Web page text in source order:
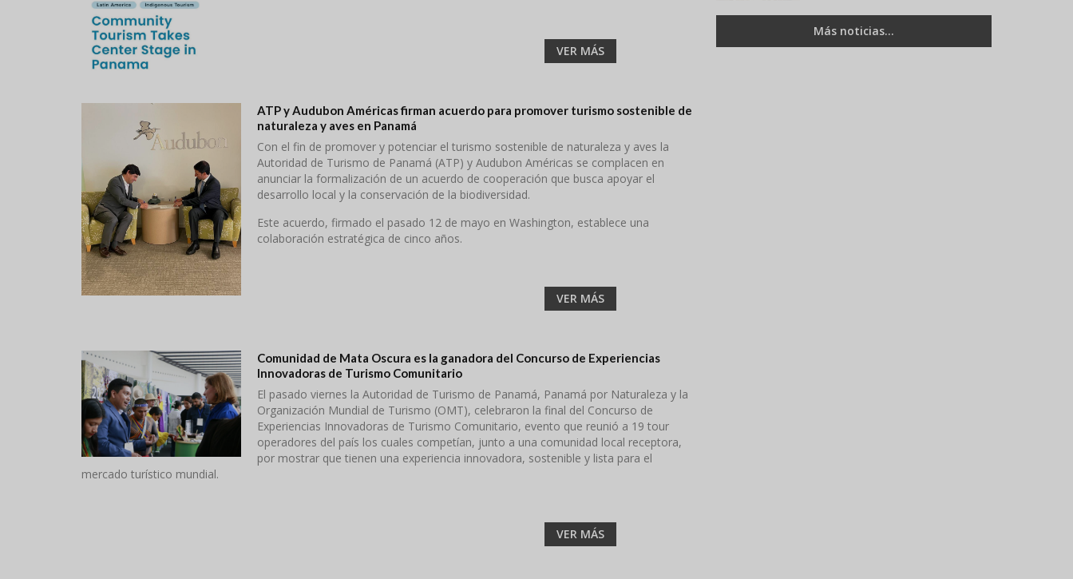
VER MÁS
ATP y Audubon Américas firman acuerdo para promover turismo sostenible de
naturaleza y aves en Panamá
Con el fin de promover y potenciar el turismo sostenible de naturaleza y aves la
Autoridad de Turismo de Panamá (ATP) y Audubon Américas se complacen en
anunciar la formalización de un acuerdo de cooperación que busca apoyar el
desarrollo local y la conservación de la biodiversidad.
Este acuerdo, firmado el pasado 12 de mayo en Washington, establece una
colaboración estratégica de cinco años.
VER MÁS
Comunidad de Mata Oscura es la ganadora del Concurso de Experiencias
Innovadoras de Turismo Comunitario
El pasado viernes la Autoridad de Turismo de Panamá, Panamá por Naturaleza y la
Organización Mundial de Turismo (OMT), celebraron la final del Concurso de
Experiencias Innovadoras de Turismo Comunitario, evento que reunió a 19 tour
operadores del país los cuales competían, junto a una comunidad local receptora,
por mostrar que tienen una experiencia innovadora, sostenible y lista para el
mercado turístico mundial.
VER MÁS
Más noticias...